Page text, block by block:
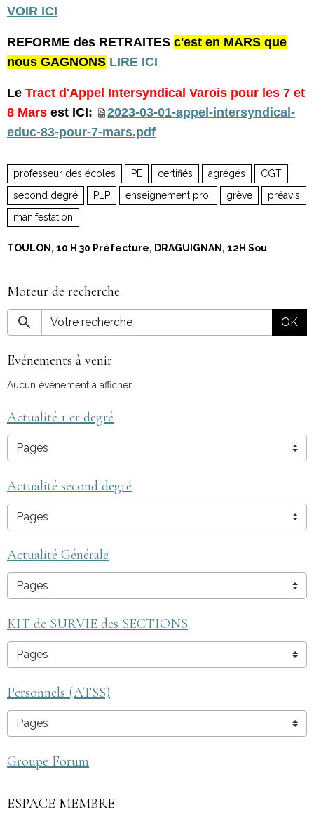
VOIR ICI
REFORME des RETRAITES c'est en MARS que
nous GAGNONS LIRE ICI
Le Tract d'Appel Intersyndical Varois pour les 7 et
8 Mars est ICI:
2023-03-01-appel-intersyndical-
educ-83-pour-7-mars.pdf
professeur des écoles PE certifiés agrégés
CGT
second degré
PLP enseignement pro. grève
préavis
manifestation
TOULON, 10 H 30 Préfecture, DRAGUIGNAN, 12H Sou
Moteur de recherche
OK
Evénements à venir
Aucun évènement à afficher.
Actualité 1 er degré
Actualité second degré
Actualité Générale
KIT de SURVIE des SECTIONS
Personnels (ATSS)
Groupe Forum
ESPACE MEMBRE